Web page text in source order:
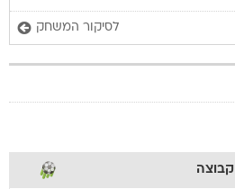
לסיקור המשחק
קבוצה